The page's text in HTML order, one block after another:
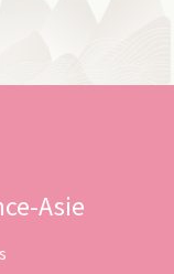
Asie